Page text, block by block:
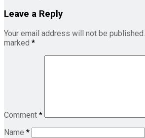
Leave a Reply
Your email address will not be published.
marked *
Comment *
Name *